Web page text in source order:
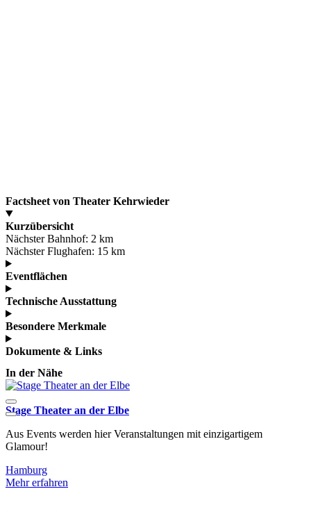
Factsheet von Theater Kehrwieder
Kurzübersicht
Nächster Bahnhof: 2 km
Nächster Flughafen: 15 km
Eventflächen
Technische Ausstattung
Besondere Merkmale
Dokumente & Links
In der Nähe
Stage Theater an der Elbe
Aus Events werden hier Veranstaltungen mit einzigartigem
Glamour!
Hamburg
Mehr erfahren